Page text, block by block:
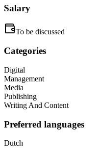
Salary
To be discussed
Categories
Digital
Management
Media
Publishing
Writing And Content
Preferred languages
Dutch